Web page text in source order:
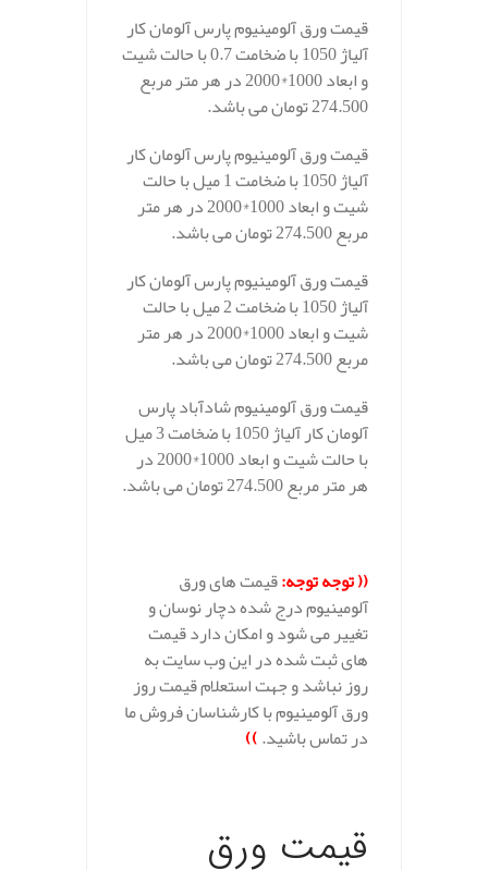
قیمت ورق آلومینیوم پارس آلومان کار
آلیاژ 1050 با ضخامت 0.7 با حالت شیت
و ابعاد 1000*2000 در هر متر مربع
274.500 تومان می باشد.
قیمت ورق آلومینیوم پارس آلومان کار
آلیاژ 1050 با ضخامت 1 میل با حالت
شیت و ابعاد 1000*2000 در هر متر
مربع 274.500 تومان می باشد.
قیمت ورق آلومینیوم پارس آلومان کار
آلیاژ 1050 با ضخامت 2 میل با حالت
شیت و ابعاد 1000*2000 در هر متر
مربع 274.500 تومان می باشد.
قیمت ورق آلومینیوم شادآباد پارس
آلومان کار آلیاژ 1050 با ضخامت 3 میل
با حالت شیت و ابعاد 1000*2000 در
هر متر مربع 274.500 تومان می باشد.
(( توجه توجه:قیمت های ورق
آلومینیوم درج شده دچار نوسان و
تغییر می شود و امکان دارد قیمت
های ثبت شده در این وب سایت به
روز نباشد و جهت استعلام قیمت روز
ورق آلومینیوم با کارشناسان فروش ما
در تماس باشید.))
قیمت ورق